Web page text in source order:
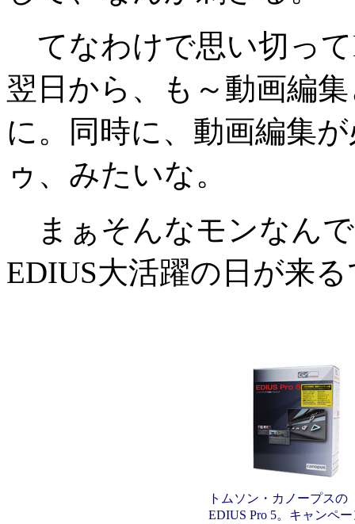
てなわけで思い切っ
翌日から、も～動画編
に。同時に、動画編集
ゥ、みたいな。
まぁそんなモンなん
EDIUS大活躍の日が来
トムソン・カノープスの
EDIUS Pro 5。キャンペ